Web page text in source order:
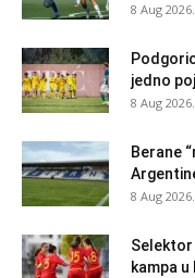
8 Aug
jedno
8 Aug
Berane
8 Aug
Selektor
kampa u